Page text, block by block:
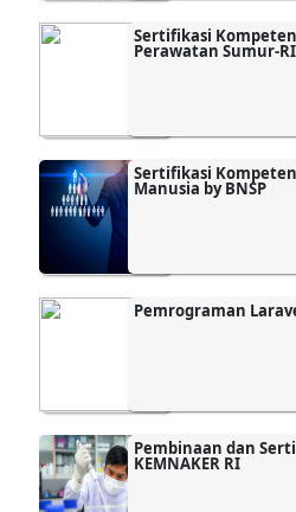
Sertifikasi
Perawatan Sumur-
Sertifikasi
Manusia by BNSP
Pemrograman
Pembinaan dan
KEMNAKER RI